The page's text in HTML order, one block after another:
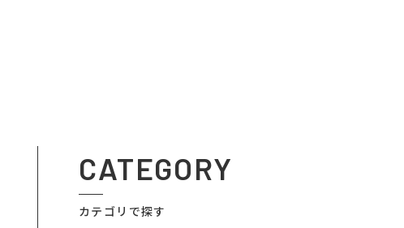
CATEGORY
カテゴリで探す